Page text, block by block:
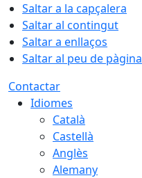
Saltar a la capçalera
Saltar al contingut
Saltar a enllaços
Saltar al peu de pàgina
Contactar
Idiomes
Català
Castellà
Anglès
Alemany